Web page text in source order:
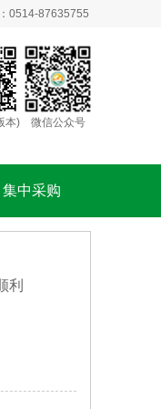
0514-87635755
本) 微信公众号
集中采购
利